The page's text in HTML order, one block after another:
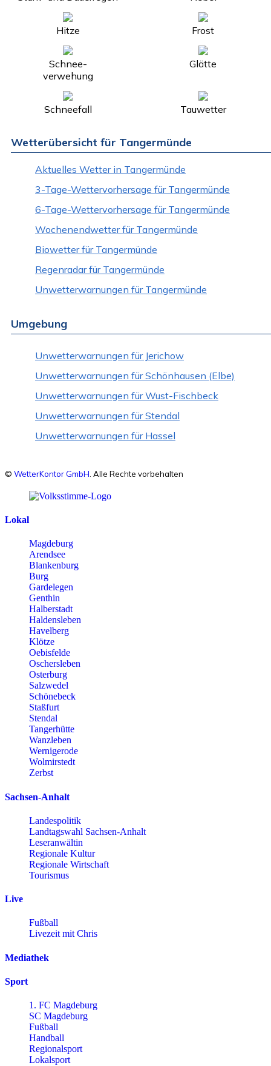
Hitze Frost
Schnee-
verwehung
Glätte
Schneefall Tauwetter
Wetterübersicht für Tangermünde
Aktuelles Wetter in Tangermünde
3-Tage-Wettervorhersage für Tangermünde
6-Tage-Wettervorhersage für Tangermünde
Wochenendwetter für Tangermünde
Biowetter für Tangermünde
Regenradar für Tangermünde
Unwetterwarnungen für Tangermünde
Umgebung
Unwetterwarnungen für Jerichow
Unwetterwarnungen für Schönhausen (Elbe)
Unwetterwarnungen für Wust-Fischbeck
Unwetterwarnungen für Stendal
Unwetterwarnungen für Hassel
© WetterKontor GmbH . Alle Rechte vorbehalten
Lokal
Magdeburg
Arendsee
Blankenburg
Burg
Gardelegen
Genthin
Halberstadt
Haldensleben
Havelberg
Klötze
Oebisfelde
Oschersleben
Osterburg
Salzwedel
Schönebeck
Staßfurt
Stendal
Tangerhütte
Wanzleben
Wernigerode
Wolmirstedt
Zerbst
Sachsen-Anhalt
Landespolitik
Landtagswahl Sachsen-Anhalt
Leseranwältin
Regionale Kultur
Regionale Wirtschaft
Tourismus
Live
Fußball
Livezeit mit Chris
Mediathek
Sport
1. FC Magdeburg
SC Magdeburg
Fußball
Handball
Regionalsport
Lokalsport